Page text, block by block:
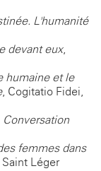
L'humanité
devant eux,
humaine et le
, Cogitatio Fidei,
Conversation
femmes dans
Léger